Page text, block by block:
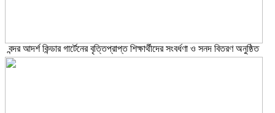
বন্দর আদর্শ কিন্ডার গার্টেনের বৃত্তিপ্রাপ্ত শিক্ষার্থীদের সংবর্ধণা ও সনদ বিতরণ অনুষ্ঠিত